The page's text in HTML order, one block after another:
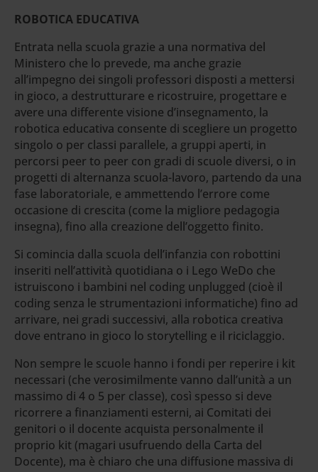
ROBOTICA EDUCATIVA
Entrata nella scuola grazie a una normativa del
Ministero che lo prevede, ma anche grazie
all’impegno dei singoli professori disposti a mettersi
in gioco, a destrutturare e ricostruire, progettare e
avere una differente visione d’insegnamento, la
robotica educativa consente di scegliere un progetto
singolo o per classi parallele, a gruppi aperti, in
percorsi peer to peer con gradi di scuole diversi, o in
progetti di alternanza scuola-lavoro, partendo da una
fase laboratoriale, e ammettendo l’errore come
occasione di crescita (come la migliore pedagogia
insegna), fino alla creazione dell’oggetto finito.
Si comincia dalla scuola dell’infanzia con robottini
inseriti nell’attività quotidiana o i Lego WeDo che
istruiscono i bambini nel coding unplugged (cioè il
coding senza le strumentazioni informatiche) fino ad
arrivare, nei gradi successivi, alla robotica creativa
dove entrano in gioco lo storytelling e il riciclaggio.
Non sempre le scuole hanno i fondi per reperire i kit
necessari (che verosimilmente vanno dall’unità a un
massimo di 4 o 5 per classe), così spesso si deve
ricorrere a finanziamenti esterni, ai Comitati dei
genitori o il docente acquista personalmente il
proprio kit (magari usufruendo della Carta del
Docente), ma è chiaro che una diffusione massiva di